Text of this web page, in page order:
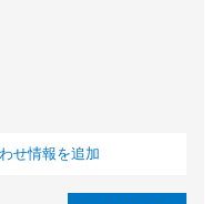
せ情報を追加